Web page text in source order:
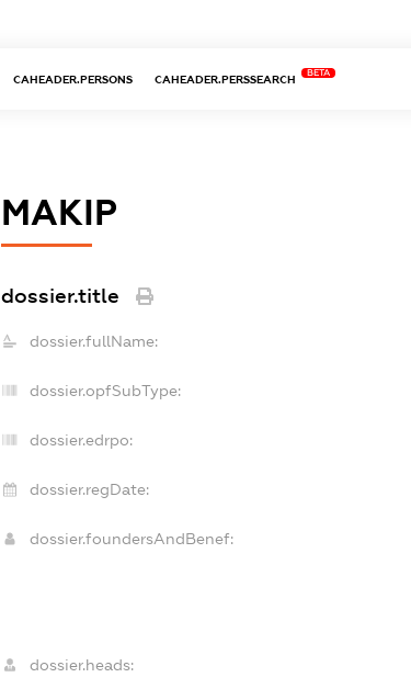
CAHEADER.PERSONS CAHEADER.PERSSEARCH
BETA
МАКІР
dossier.title
dossier.fullName:
dossier.opfSubType:
dossier.edrpo:
dossier.regDate:
dossier.foundersAndBenef:
dossier.heads: